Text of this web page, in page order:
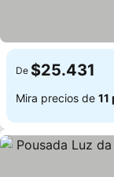
De $25.431
Mira precios de 11